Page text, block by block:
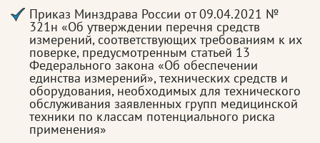
Приказ Минздрава России от 09.04.2021 №
321н «Об утверждении перечня средств
измерений, соответствующих требованиям к их
поверке, предусмотренным статьей 13
Федерального закона «Об обеспечении
единства измерений», технических средств и
оборудования, необходимых для технического
обслуживания заявленных групп медицинской
техники по классам потенциального риска
применения»